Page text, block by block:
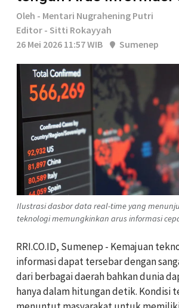
Oleh - Mentari Nugrahening Putri
Editor - Sitti Rokayyah
26 Mei 2026 11:57 WIB
Sumenep
Ilustrasi dasbor data real-time yang
teknologi memungkinkan arus informasi
RRI.CO.ID, Sumenep - Kemajuan
informasi dapat tersebar dengan
dari berbagai daerah bahkan dunia
hanya dalam hitungan detik. Kondisi